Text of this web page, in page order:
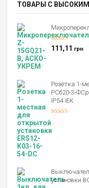
ТОВАРЫ С
Оценка5.00
из 5
111,11 грн
Розетка 1-
РСб20-3-
IP54 IEK
установки